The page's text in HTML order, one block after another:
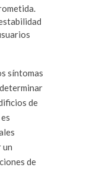
síntomas
de
un
de